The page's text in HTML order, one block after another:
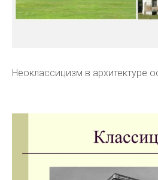
Неоклассицизм в архитектуре